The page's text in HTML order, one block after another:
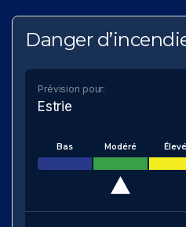
Danger
Prévision pour:
Estrie
Bas Modéré Élevé